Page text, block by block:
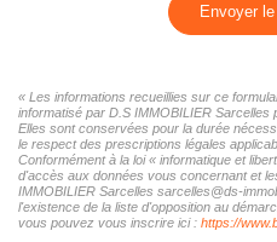
Envoyer
« Les informations recueillies sur ce
informatisé par D.S IMMOBILIER Sarcelles
Elles sont conservées pour la durée
le respect des prescriptions légales
Conformément à la loi « informatique et
d'accès aux données vous concernant et
IMMOBILIER Sarcelles sarcelles@ds-
l'existence de la liste d'opposition au
vous pouvez vous inscrire ici : https://